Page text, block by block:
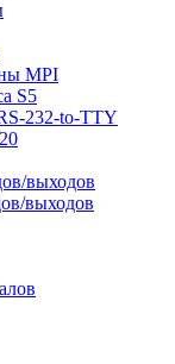
MPI
S5
232-to-TTY
выходов
выходов